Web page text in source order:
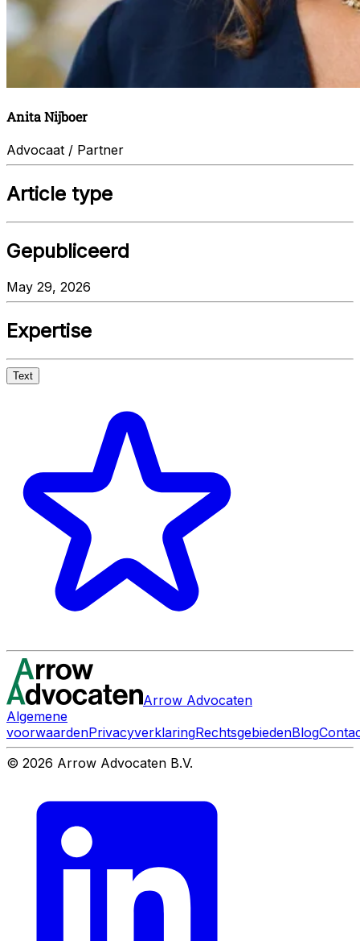
Anita Nijboer
Advocaat / Partner
Article type
Gepubliceerd
May 29, 2026
Expertise
Text
Arrow Advocaten
Algemene
voorwaardenPrivacyverklaringRechtsgebiedenBlog
© 2026 Arrow Advocaten B.V.